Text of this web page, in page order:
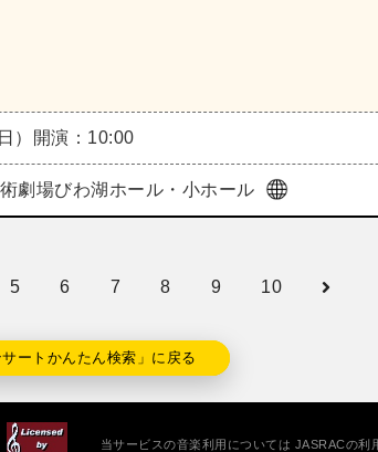
） 開演：10:00
劇場びわ湖ホール・小ホール
5 6 7 8 9 10
ートかんたん検索」に戻る
当サービスの音楽利用については JASRACの利